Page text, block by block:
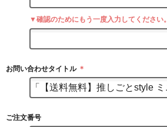
▼確認のためにもう一度入力してください。
お問い合わせタイトル ＊
ご注文番号